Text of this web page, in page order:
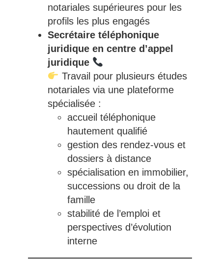
notariales supérieures pour les
profils les plus engagés
Secrétaire téléphonique
juridique en centre d’appel
juridique
Travail pour plusieurs études
notariales via une plateforme
spécialisée :
accueil téléphonique
hautement qualifié
gestion des rendez-vous et
dossiers à distance
spécialisation en immobilier,
successions ou droit de la
famille
stabilité de l’emploi et
perspectives d’évolution
interne